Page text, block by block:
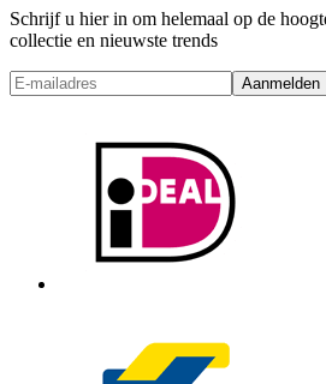
Schrijf u hier in om helemaal op de
collectie en nieuwste trends
Aanmelden